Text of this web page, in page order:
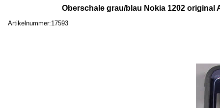
Oberschale grau/blau Nokia 1202
Artikelnummer:17593